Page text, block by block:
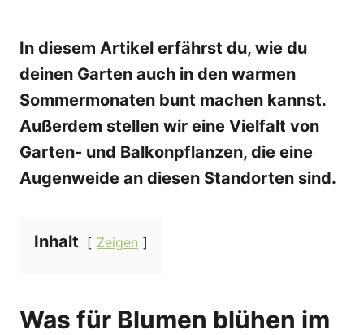
In diesem Artikel erfährst du, wie du
deinen Garten auch in den warmen
Sommermonaten bunt machen kannst.
Außerdem stellen wir eine Vielfalt von
Garten- und Balkonpflanzen, die eine
Augenweide an diesen Standorten sind.
Inhalt Zeigen
Was für Blumen blühen im